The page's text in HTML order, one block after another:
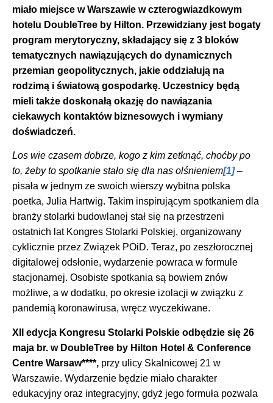
miało miejsce w Warszawie w czterogwiazdkowym
hotelu DoubleTree by Hilton. Przewidziany jest bogaty
program merytoryczny, składający się z 3 bloków
tematycznych nawiązujących do dynamicznych
przemian geopolitycznych, jakie oddziałują na
rodzimą i światową gospodarkę. Uczestnicy będą
mieli także doskonałą okazję do nawiązania
ciekawych kontaktów biznesowych i wymiany
doświadczeń.
Los wie czasem dobrze, kogo z kim zetknąć, choćby po
to, żeby to spotkanie stało się dla nas olśnieniem[1]–
pisała w jednym ze swoich wierszy wybitna polska
poetka, Julia Hartwig. Takim inspirującym spotkaniem dla
branży stolarki budowlanej stał się na przestrzeni
ostatnich lat Kongres Stolarki Polskiej, organizowany
cyklicznie przez Związek POiD. Teraz, po zeszłorocznej
digitalowej odsłonie, wydarzenie powraca w formule
stacjonarnej. Osobiste spotkania są bowiem znów
możliwe, a w dodatku, po okresie izolacji w związku z
pandemią koronawirusa, wręcz wyczekiwane.
XII edycja Kongresu Stolarki Polskie odbędzie się 26
maja br. w DoubleTree by Hilton Hotel & Conference
Centre Warsaw****, przy ulicy Skalnicowej 21 w
Warszawie. Wydarzenie będzie miało charakter
edukacyjny oraz integracyjny, gdyż jego formuła pozwala